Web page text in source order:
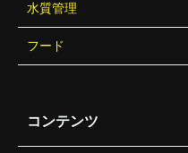
水質管理
フード
コンテンツ